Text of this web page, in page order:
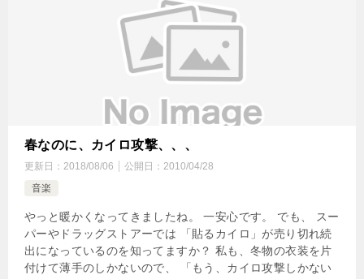
春なのに、カイロ攻撃、、、
更新日： 2018/08/06 公開日： 2010/04/28
音楽
やっと暖かくなってきましたね。 一安心です。 でも、 スー
パーやドラッグストアーでは 「貼るカイロ」が売り切れ続
出になっているのを知ってますか？ 私も、冬物の衣装を片
付けて薄手のしかないので、 「もう、カイロ攻撃しかない